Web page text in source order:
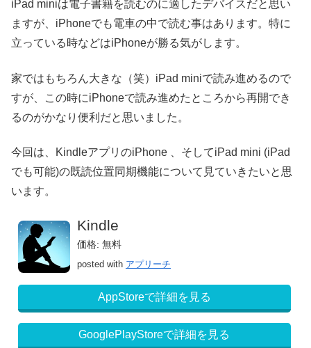
iPad miniは電子書籍を読むのに適したデバイスだと思い
ますが、iPhoneでも電車の中で読む事はあります。特に
立っている時などはiPhoneが勝る気がします。
家ではもちろん大きな（笑）iPad miniで読み進めるので
すが、この時にiPhoneで読み進めたところから再開でき
るのがかなり便利だと思いました。
今回は、KindleアプリのiPhone 、そしてiPad mini (iPad
でも可能)の既読位置同期機能について見ていきたいと思
います。
Kindle
価格: 無料
posted with アプリーチ
AppStoreで詳細を見る
GooglePlayStoreで詳細を見る